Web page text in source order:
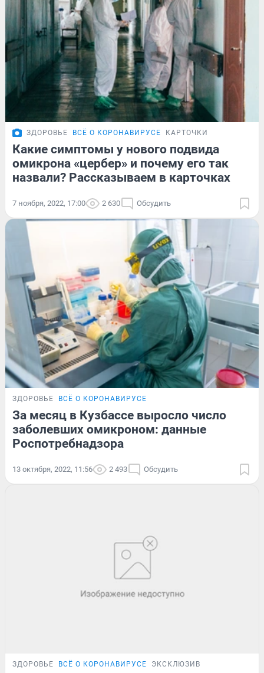
ЗДОРОВЬЕ ВСЁ О КОРОНАВИРУСЕ КАРТОЧКИ
Какие симптомы у нового подвида
омикрона «цербер» и почему его так
назвали? Рассказываем в карточках
7 ноября, 2022, 17:00 2 630 Обсудить
ЗДОРОВЬЕ ВСЁ О КОРОНАВИРУСЕ
За месяц в Кузбассе выросло число
заболевших омикроном: данные
Роспотребнадзора
13 октября, 2022, 11:56 2 493 Обсудить
ЗДОРОВЬЕ ВСЁ О КОРОНАВИРУСЕ ЭКСКЛЮЗИВ